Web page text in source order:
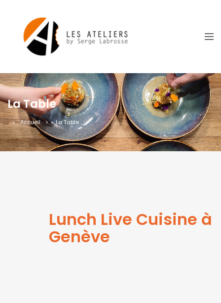
La Table
Accueil » La Table
Lunch Live Cuisine à
Genève